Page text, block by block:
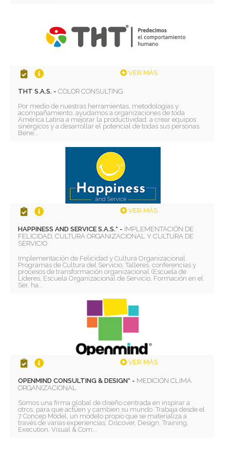
VER MÁS
THT S.A.S. -COLOR CONSULTING
Por medio de nuestras herramientas, metodologías y
acompañamiento, ayudamos a organizaciones de toda
América Latina a mejorar la productividad, a crear equipos
sinérgicos y a desarrollar el potencial de todas sus personas.
Bene...
VER MÁS
HAPPINESS AND SERVICE S.A.S.* - IMPLEMENTACIÓN DE
FELICIDAD, CULTURA ORGANIZACIONAL Y CULTURA DE
SERVICIO
Implementación de Felicidad y Cultura Organizacional.
Programas de Cultura del Servicio; Talleres, conferencias y
procesos de transformación organizacional (Escuela de
Líderes, Escuela Organizacional de Servicio, Formación en el
Ser, ha...
VER MÁS
OPENMIND CONSULTING & DESIGN* - MEDICIÓN CLIMA
ORGANIZACIONAL
Somos una firma global de diseño centrada en inspirar a
otros, para que actúen y cambien su mundo. Trabaja desde el
7 Concep Model, un modelo propio que se materializa a
través de varias experiencias: Discover, Design, Training,
Execution, Visual & Com...